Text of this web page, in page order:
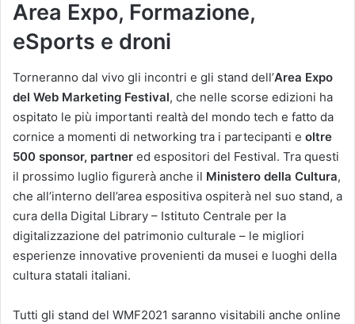
Area Expo, Formazione,
eSports e droni
Torneranno dal vivo gli incontri e gli stand dell’Area Expo
del Web Marketing Festival, che nelle scorse edizioni ha
ospitato le più importanti realtà del mondo tech e fatto da
cornice a momenti di networking tra i partecipanti e oltre
500 sponsor, partner ed espositori del Festival. Tra questi
il prossimo luglio figurerà anche il Ministero della Cultura,
che all’interno dell’area espositiva ospiterà nel suo stand, a
cura della Digital Library – Istituto Centrale per la
digitalizzazione del patrimonio culturale – le migliori
esperienze innovative provenienti da musei e luoghi della
cultura statali italiani.
Tutti gli stand del WMF2021 saranno visitabili anche online